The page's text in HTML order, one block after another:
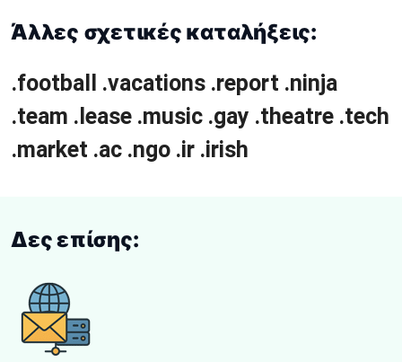
Άλλες σχετικές καταλήξεις:
.football
.vacations .report .ninja
.team .lease .music .gay .theatre .tech
.market .ac .ngo .ir .irish
Δες επίσης: